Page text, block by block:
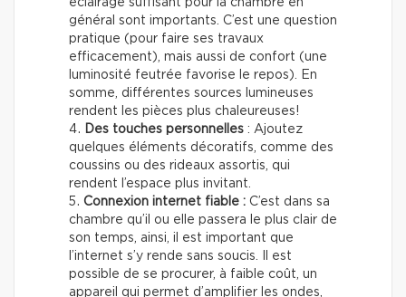
général sont importants. C’est une question
pratique (pour faire ses travaux
efficacement), mais aussi de confort (une
luminosité feutrée favorise le repos). En
somme, différentes sources lumineuses
rendent les pièces plus chaleureuses!
Des touches personnelles : Ajoutez
quelques éléments décoratifs, comme des
coussins ou des rideaux assortis, qui
rendent l’espace plus invitant.
Connexion internet fiable : C’est dans sa
chambre qu’il ou elle passera le plus clair de
son temps, ainsi, il est important que
l’internet s’y rende sans soucis. Il est
possible de se procurer, à faible coût, un
appareil qui permet d’amplifier les ondes,